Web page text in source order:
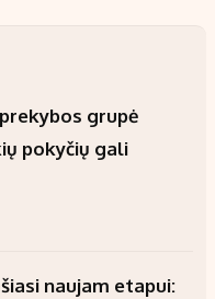
grupė
pokyčių gali
naujam etapui: